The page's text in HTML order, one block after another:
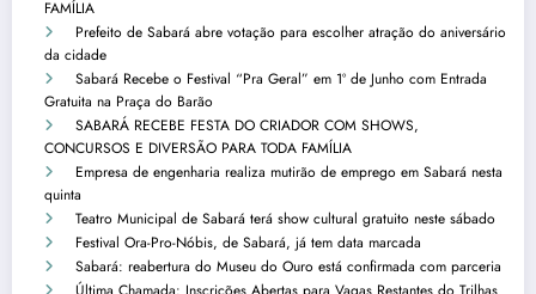
FAMÍLIA
Prefeito de Sabará abre votação para escolher atração do aniversário
da cidade
Sabará Recebe o Festival “Pra Geral” em 1º de Junho com Entrada
Gratuita na Praça do Barão
SABARÁ RECEBE FESTA DO CRIADOR COM SHOWS,
CONCURSOS E DIVERSÃO PARA TODA FAMÍLIA
Empresa de engenharia realiza mutirão de emprego em Sabará nesta
quinta
Teatro Municipal de Sabará terá show cultural gratuito neste sábado
Festival Ora-Pro-Nóbis, de Sabará, já tem data marcada
Sabará: reabertura do Museu do Ouro está confirmada com parceria